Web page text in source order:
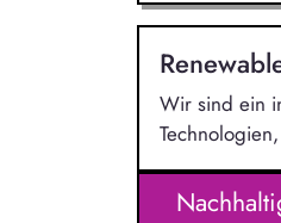
Wir sind ein